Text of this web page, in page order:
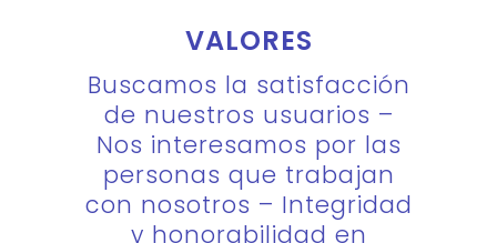
VALORES
Buscamos la satisfacción
de nuestros usuarios –
Nos interesamos por las
personas que trabajan
con nosotros – Integridad
y honorabilidad en